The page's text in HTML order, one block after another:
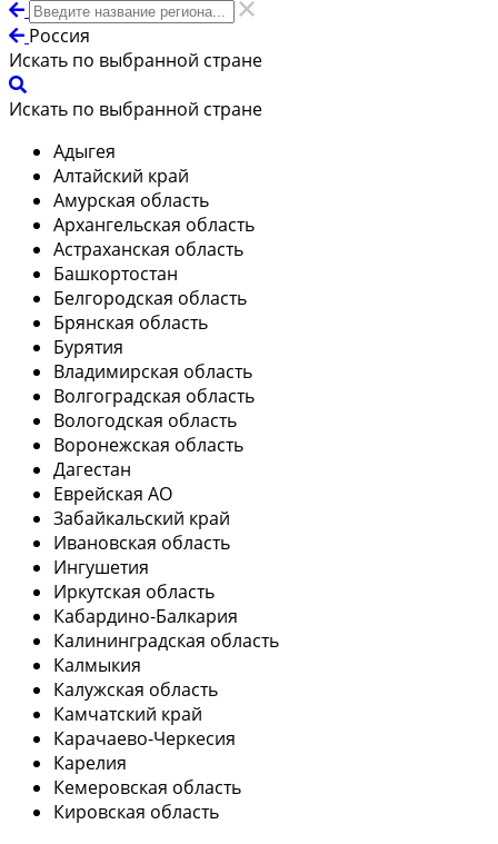
Россия
Искать по выбранной стране
Искать по выбранной стране
Адыгея
Алтайский край
Амурская область
Архангельская область
Астраханская область
Башкортостан
Белгородская область
Брянская область
Бурятия
Владимирская область
Волгоградская область
Вологодская область
Воронежская область
Дагестан
Еврейская АО
Забайкальский край
Ивановская область
Ингушетия
Иркутская область
Кабардино-Балкария
Калининградская область
Калмыкия
Калужская область
Камчатский край
Карачаево-Черкесия
Карелия
Кемеровская область
Кировская область